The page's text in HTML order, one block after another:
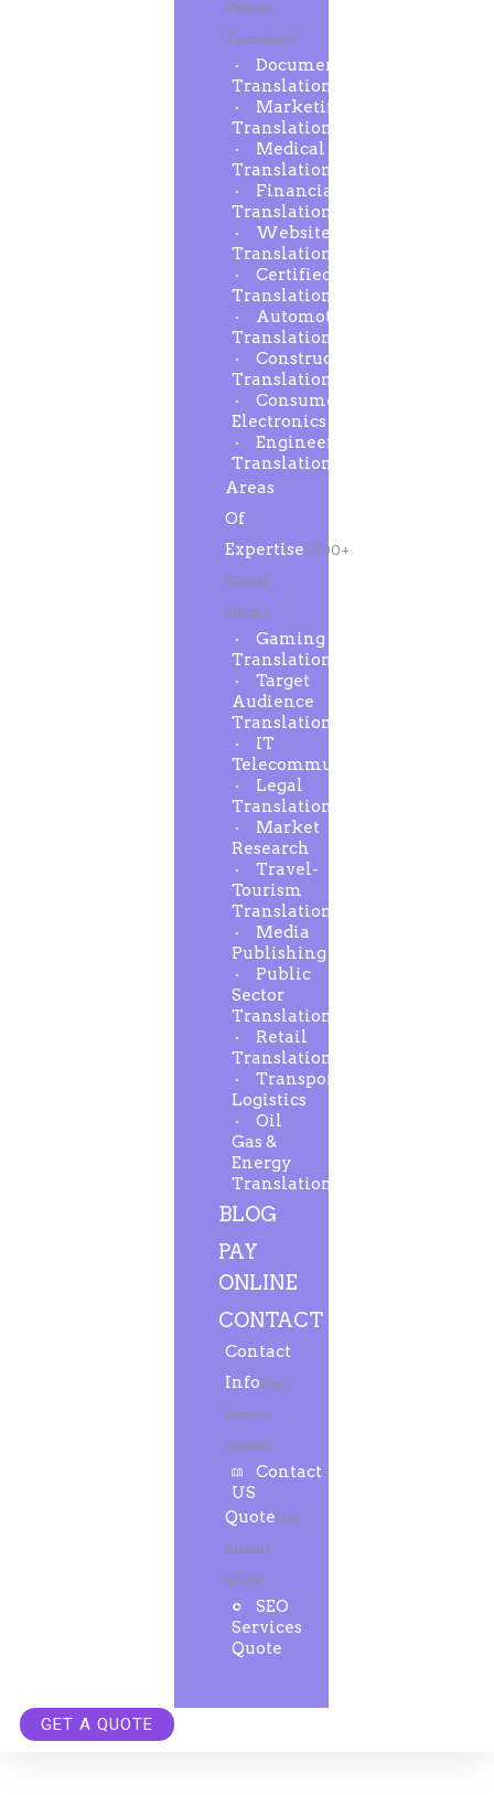
Words
Translated
Document
Translation
Marketing
Translation
Medical
Translation
Financial
Translation
Website
Translation
Certified
Translation
Automotive
Translation
Construction
Translation
Consumer
Electronics
Engineering
Translation
Areas
Of
Expertise1000+
Global
clients
Gaming
Translation
Target
Audience
Translation
IT
Telecommunication
Legal
Translation
Market
Research
Travel-
Tourism
Translation
Media
Publishing
Public
Sector
Translation
Retail
Translation
Transport-
Logistics
Oil
Gas &
Energy
Translation
BLOG
PAY
ONLINE
CONTACT
Contact
InfoFeel
free to
contact.
Contact
US
QuoteGet
instant
quote.
SEO
Services
Quote
GET A QUOTE